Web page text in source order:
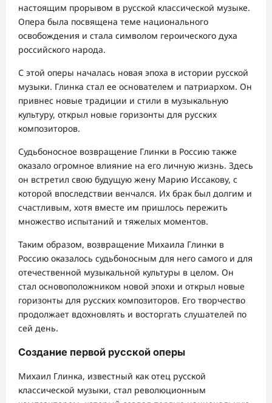
настоящим прорывом в русской классической музыке.
Опера была посвящена теме национального
освобождения и стала символом героического духа
российского народа.
С этой оперы началась новая эпоха в истории русской
музыки. Глинка стал ее основателем и патриархом. Он
привнес новые традиции и стили в музыкальную
культуру, открыл новые горизонты для русских
композиторов.
Судьбоносное возвращение Глинки в Россию также
оказало огромное влияние на его личную жизнь. Здесь
он встретил свою будущую жену Марию Иссакову, с
которой впоследствии венчался. Их брак был долгим и
счастливым, хотя вместе им пришлось пережить
множество испытаний и тяжелых моментов.
Таким образом, возвращение Михаила Глинки в
Россию оказалось судьбоносным для него самого и для
отечественной музыкальной культуры в целом. Он
стал основоположником новой эпохи и открыл новые
горизонты для русских композиторов. Его творчество
продолжает вдохновлять и восторгать слушателей по
сей день.
Создание первой русской оперы
Михаил Глинка, известный как отец русской
классической музыки, стал революционным